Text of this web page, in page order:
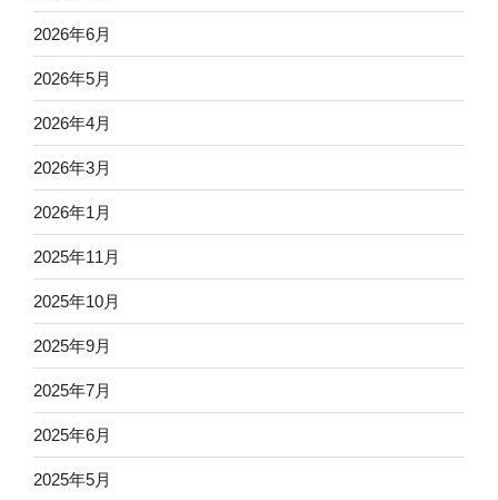
2026年6月
2026年5月
2026年4月
2026年3月
2026年1月
2025年11月
2025年10月
2025年9月
2025年7月
2025年6月
2025年5月